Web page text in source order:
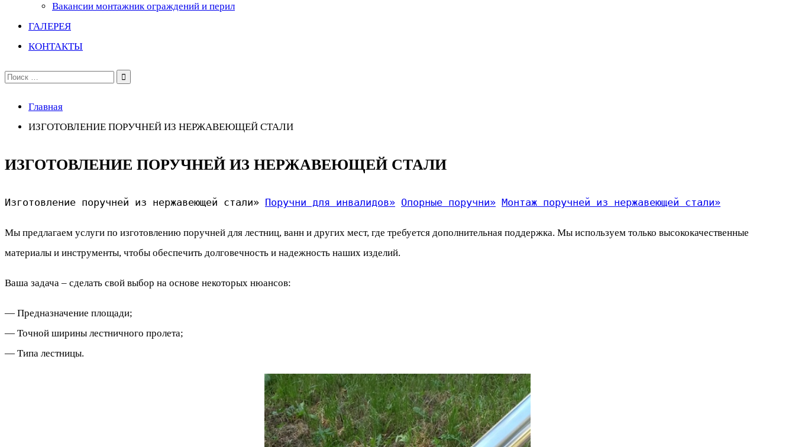
Вакансии монтажник ограждений и перил
ГАЛЕРЕЯ
КОНТАКТЫ
Поиск
Главная
ИЗГОТОВЛЕНИЕ ПОРУЧНЕЙ ИЗ НЕРЖАВЕЮЩЕЙ СТАЛИ
ИЗГОТОВЛЕНИЕ ПОРУЧНЕЙ ИЗ НЕРЖАВЕЮЩЕЙ СТАЛИ
Изготовление поручней из нержавеющей стали» Поручни для инвалидов» Опорные поручни» Монтаж поручней из нержавеющей стали»
Мы предлагаем услуги по изготовлению поручней для лестниц, ванн и других мест, где требуется дополнительная поддержка. Мы используем только высококачественные
материалы и инструменты, чтобы обеспечить долговечность и надежность наших изделий.
Ваша задача – сделать свой выбор на основе некоторых нюансов:
— Предназначение площади;
— Точной ширины лестничного пролета;
— Типа лестницы.